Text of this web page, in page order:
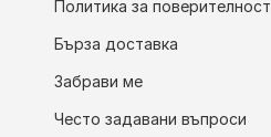
Политика за поверителност
Бърза доставка
Забрави ме
Често задавани въпроси